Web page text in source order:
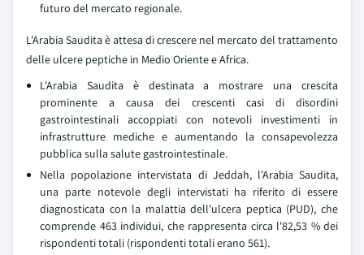
futuro del mercato regionale.
L'Arabia Saudita è attesa di crescere nel mercato del trattamento
delle ulcere peptiche in Medio Oriente e Africa.
L'Arabia Saudita è destinata a mostrare una crescita
prominente a causa dei crescenti casi di disordini
gastrointestinali accoppiati con notevoli investimenti in
infrastrutture mediche e aumentando la consapevolezza
pubblica sulla salute gastrointestinale.
Nella popolazione intervistata di Jeddah, l'Arabia Saudita,
una parte notevole degli intervistati ha riferito di essere
diagnosticata con la malattia dell'ulcera peptica (PUD), che
comprende 463 individui, che rappresenta circa l'82,53 % dei
rispondenti totali (rispondenti totali erano 561).